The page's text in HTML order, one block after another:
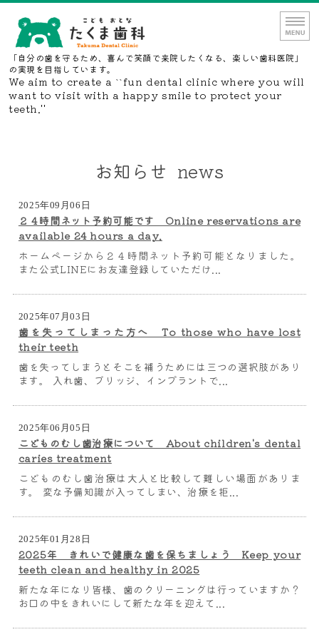
たくま歯科｜埼玉県富士見市
「自分の歯を守るため、喜んで笑顔で来院したくなる、楽しい歯科医院」
の実現を目指しています。
We aim to create a ``fun dental clinic where you will
want to visit with a happy smile to protect your
teeth.''
診療内容
院内紹介
ネット予約・お問い合わせ
お知らせ news
2025年09月06日
２４時間ネット予約可能です Online reservations are
available 24 hours a day.
ホームページから２４時間ネット予約可能となりました。
また公式LINEにお友達登録していただけ...
2025年07月03日
歯を失ってしまった方へ To those who have lost
their teeth
歯を失ってしまうとそこを補うためには三つの選択肢があり
ます。 入れ歯、ブリッジ、インプラントで...
2025年06月05日
こどものむし歯治療について About children's dental
caries treatment
こどものむし歯治療は大人と比較して難しい場面がありま
す。 変な予備知識が入ってしまい、治療を拒...
2025年01月28日
2025年 きれいで健康な歯を保ちましょう Keep your
teeth clean and healthy in 2025
新たな年になり皆様、歯のクリーニングは行っていますか？
お口の中をきれいにして新たな年を迎えて...